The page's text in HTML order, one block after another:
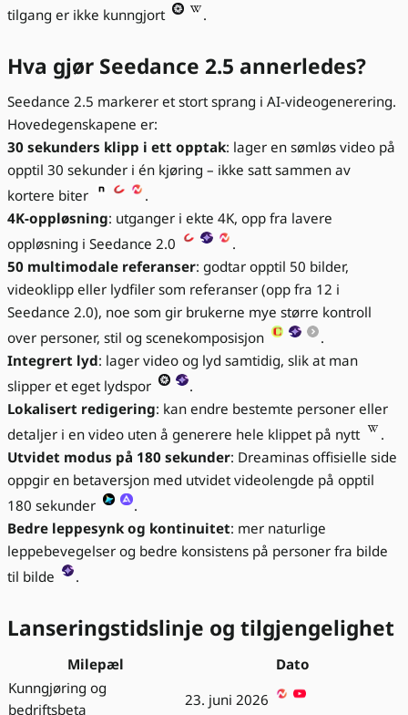
tilgang er ikke kunngjort
.
Hva gjør Seedance 2.5 annerledes?
Seedance 2.5 markerer et stort sprang i AI-videogenerering.
Hovedegenskapene er:
30 sekunders klipp i ett opptak: lager en sømløs video på
opptil 30 sekunder i én kjøring – ikke satt sammen av
kortere biter
.
4K-oppløsning: utganger i ekte 4K, opp fra lavere
oppløsning i Seedance 2.0
.
50 multimodale referanser: godtar opptil 50 bilder,
videoklipp eller lydfiler som referanser (opp fra 12 i
Seedance 2.0), noe som gir brukerne mye større kontroll
over personer, stil og scenekomposisjon
.
Integrert lyd: lager video og lyd samtidig, slik at man
slipper et eget lydspor
.
Lokalisert redigering: kan endre bestemte personer eller
detaljer i en video uten å generere hele klippet på nytt
.
Utvidet modus på 180 sekunder: Dreaminas offisielle side
oppgir en betaversjon med utvidet videolengde på opptil
180 sekunder
.
Bedre leppesynk og kontinuitet: mer naturlige
leppebevegelser og bedre konsistens på personer fra bilde
til bilde
.
Lanseringstidslinje og tilgjengelighet
Milepæl
Dato
Kunngjøring og
bedriftsbeta
23. juni 2026